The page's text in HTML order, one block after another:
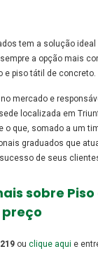
tem a solução ideal
sempre a opção mais
e piso tátil de concreto.
mercado e
localizada em
o que, somado a um
graduados que
de seus
sobre
ou clique aqui e